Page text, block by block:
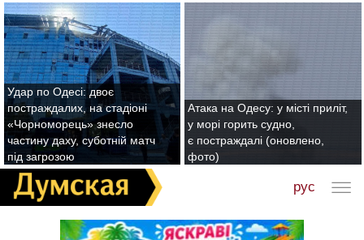
Удар по Одесі: двоє
постраждалих, на стадіоні
«Чорноморець» знесло
частину даху, суботній матч
під загрозою
Атака на Одесу: у місті приліт,
у морі горить судно,
є постраждалі (оновлено,
фото)
рус